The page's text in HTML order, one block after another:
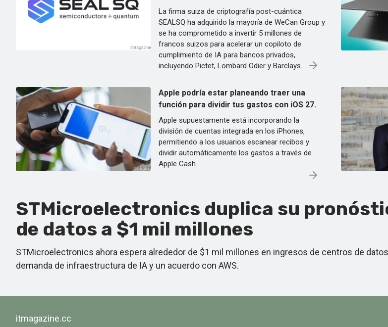
La firma suiza de criptografía post-cuántica
SEALSQ ha adquirido la mayoría de WeCan Group y
se ha comprometido a invertir 5 millones de
francos suizos para acelerar un copiloto de
cumplimiento de IA para bancos privados,
incluyendo Pictet, Lombard Odier y Barclays.
Apple podría estar planeando traer una
función para dividir tus gastos con iOS 27.
Apple supuestamente está incorporando la
división de cuentas integrada en los iPhones,
permitiendo a los usuarios escanear recibos y
dividir automáticamente los gastos a través de
Apple Cash.
STMicroelectronics duplica su
de datos a $1 mil millones
STMicroelectronics ahora espera alrededor de $1 mil millones en ingresos de centros de
demanda de infraestructura de IA y un acuerdo con AWS.
itmagazine.cc